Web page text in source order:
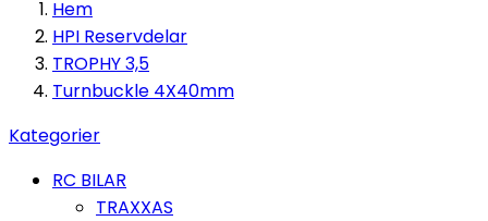
Hem
HPI Reservdelar
TROPHY 3,5
Turnbuckle 4X40mm
Kategorier
RC BILAR
TRAXXAS